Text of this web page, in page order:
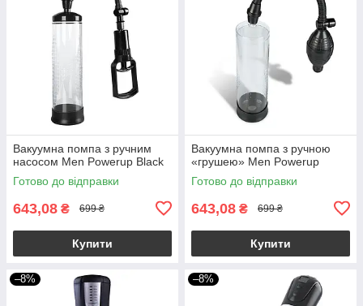
Вакуумна помпа з ручним
насосом Men Powerup Black
Готово до відправки
643,08 ₴ 699 ₴
Купити
Вакуумна помпа з ручною
«грушею» Men Powerup
Готово до відправки
643,08 ₴ 699 ₴
Купити
–8% –8%